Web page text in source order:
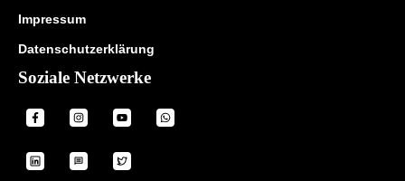
Impressum
Datenschutzerklärung
Soziale Netzwerke